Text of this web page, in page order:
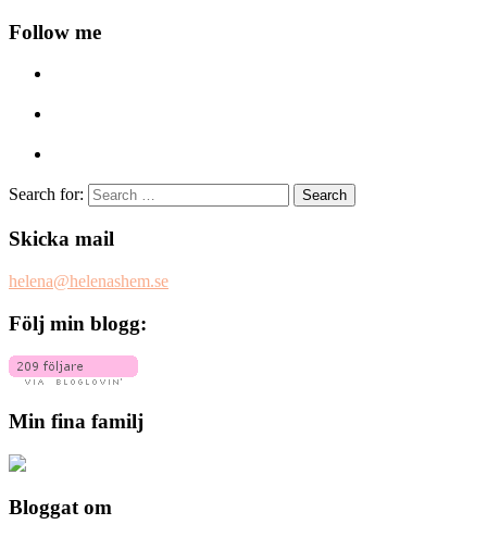
Follow me
Search for:
Skicka mail
helena@helenashem.se
Följ min blogg:
Min fina familj
Bloggat om